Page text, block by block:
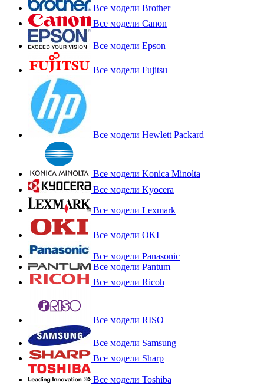
Все модели Brother
Все модели Canon
Все модели Epson
Все модели Fujitsu
Все модели Hewlett Packard
Все модели Konica Minolta
Все модели Kyocera
Все модели Lexmark
Все модели OKI
Все модели Panasonic
Все модели Pantum
Все модели Ricoh
Все модели RISO
Все модели Samsung
Все модели Sharp
Все модели Toshiba